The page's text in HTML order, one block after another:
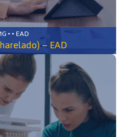
Santo Antônio do Monte-MG • • EAD
– EAD